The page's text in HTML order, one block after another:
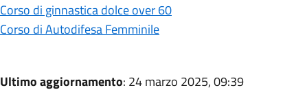
Corso di ginnastica dolce over 60
Corso di Autodifesa Femminile
Ultimo aggiornamento: 24 marzo 2025, 09:39